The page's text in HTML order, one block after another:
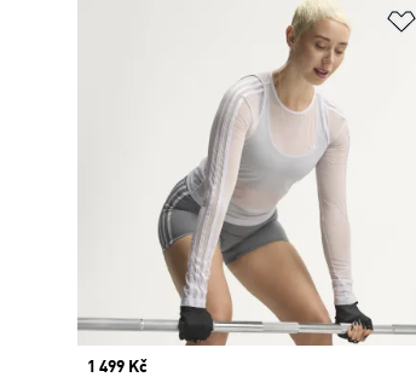
Price
1 499 Kč